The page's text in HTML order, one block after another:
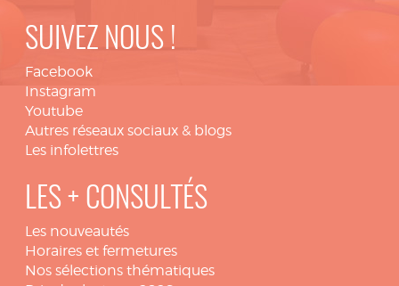
SUIVEZ NOUS !
Facebook
Instagram
Youtube
Autres réseaux sociaux & blogs
Les infolettres
LES + CONSULTÉS
Les nouveautés
Horaires et fermetures
Nos sélections thématiques